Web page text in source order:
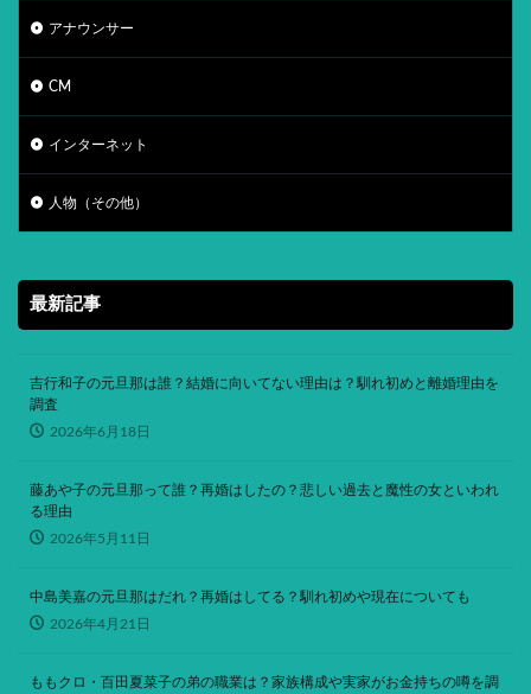
アナウンサー
CM
インターネット
人物（その他）
最新記事
吉行和子の元旦那は誰？結婚に向いてない理由は？馴れ初めと離婚理由を
調査
2026年6月18日
藤あや子の元旦那って誰？再婚はしたの？悲しい過去と魔性の女といわれ
る理由
2026年5月11日
中島美嘉の元旦那はだれ？再婚はしてる？馴れ初めや現在についても
2026年4月21日
ももクロ・百田夏菜子の弟の職業は？家族構成や実家がお金持ちの噂を調